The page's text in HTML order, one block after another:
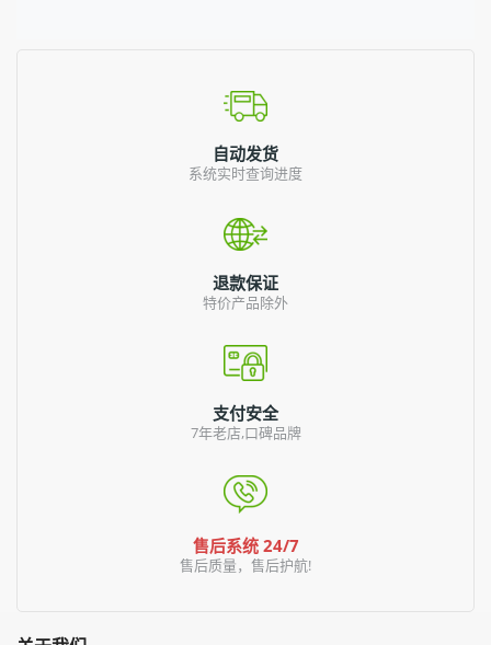
自动发货
系统实时查询进度
退款保证
特价产品除外
支付安全
7年老店,口碑品牌
售后系统 24/7
售后质量，售后护航!